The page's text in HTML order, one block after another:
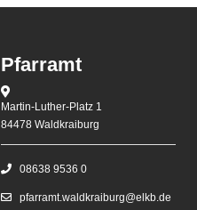
Pfarramt
Martin-Luther-Platz 1
84478 Waldkraiburg
08638 9536 0
pfarramt.waldkraiburg@elkb.de